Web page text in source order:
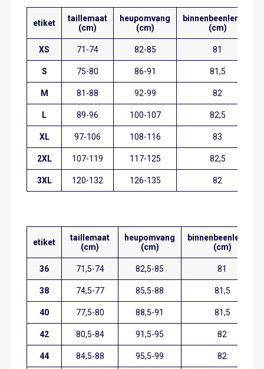
etiket
taillemaat
(cm)
heupomvang
(cm)
binnenbeenlengte
(cm)
XS 71-74 82-85 81
S 75-80 86-91 81,5
M 81-88 92-99 82
L 89-96 100-107 82,5
XL 97-106 108-116 83
2XL 107-119 117-125 82,5
3XL 120-132 126-135 82
etiket
taillemaat
(cm)
heupomvang
(cm)
binnenbeenlengte
(cm)
36 71,5-74 82,5-85 81
38 74,5-77 85,5-88 81,5
40 77,5-80 88,5-91 81,5
42 80,5-84 91,5-95 82
44 84,5-88 95,5-99 82